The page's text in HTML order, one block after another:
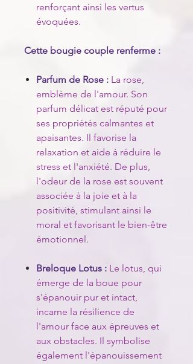
renforçant ainsi les vertus
évoquées.
Cette bougie couple renferme :
Parfum de Rose : La rose,
emblème de l'amour. Son
parfum délicat est réputé pour
ses propriétés calmantes et
apaisantes. Il favorise la
relaxation et aide à réduire le
stress et l'anxiété. De plus,
l'odeur de la rose est souvent
associée à la joie et à la
positivité, stimulant ainsi le
moral et favorisant le bien-être
émotionnel.
Breloque Lotus : Le lotus, qui
émerge de la boue pour
s'épanouir pur et intact,
incarne la résilience de
l'amour face aux épreuves et
aux obstacles. Il symbolise
également l'épanouissement